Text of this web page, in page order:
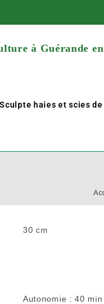
à Guérande
Sculpte haies et scies
30 cm
Autonomie : 40